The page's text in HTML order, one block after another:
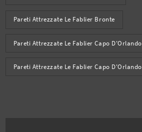
Pareti Attrezzate Le Fablier Bronte
Pareti Attrezzate Le Fablier Capo D'Orlando
Pareti Attrezzate Le Fablier Capo D'Orlando